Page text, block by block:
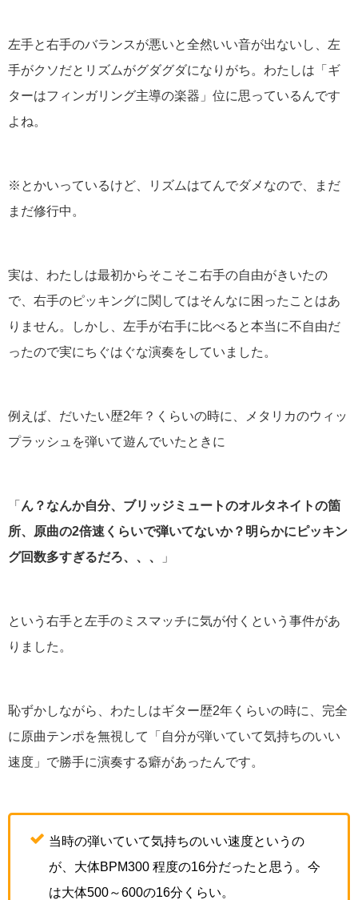
左手と右手のバランスが悪いと全然いい音が出ないし、左
手がクソだとリズムがグダグダになりがち。わたしは「ギ
ターはフィンガリング主導の楽器」位に思っているんです
よね。
※とかいっているけど、リズムはてんでダメなので、まだ
まだ修行中。
実は、わたしは最初からそこそこ右手の自由がきいたの
で、右手のピッキングに関してはそんなに困ったことはあ
りません。しかし、左手が右手に比べると本当に不自由だ
ったので実にちぐはぐな演奏をしていました。
例えば、だいたい歴2年？くらいの時に、メタリカのウィッ
プラッシュを弾いて遊んでいたときに
「 ん？なんか自分、ブリッジミュートのオルタネイトの箇
所、原曲の2倍速くらいで弾いてないか？明らかにピッキン
グ回数多すぎるだろ、、、
」
という右手と左手のミスマッチに気が付くという事件があ
りました。
恥ずかしながら、わたしはギター歴2年くらいの時に、完全
に原曲テンポを無視して「自分が弾いていて気持ちのいい
速度」で勝手に演奏する癖があったんです。
当時の弾いていて気持ちのいい速度というの
が、大体BPM300 程度の16分だったと思う。今
は大体500～600の16分くらい。